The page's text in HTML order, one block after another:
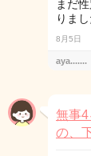
まだ
りま
8月5日
aya.......
無事
の、